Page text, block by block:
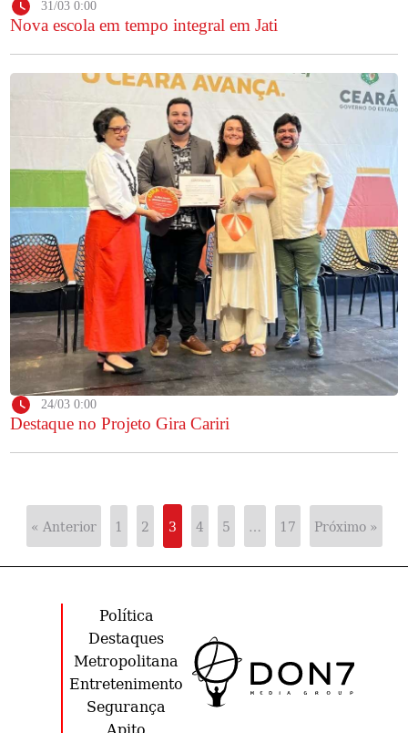
31/03 0:00
Nova escola em tempo integral em Jati
24/03 0:00
Destaque no Projeto Gira Cariri
« Anterior 1 2 3 4 5 … 17 Próximo »
Política
Destaques
Metropolitana
Entretenimento
Segurança
Apito